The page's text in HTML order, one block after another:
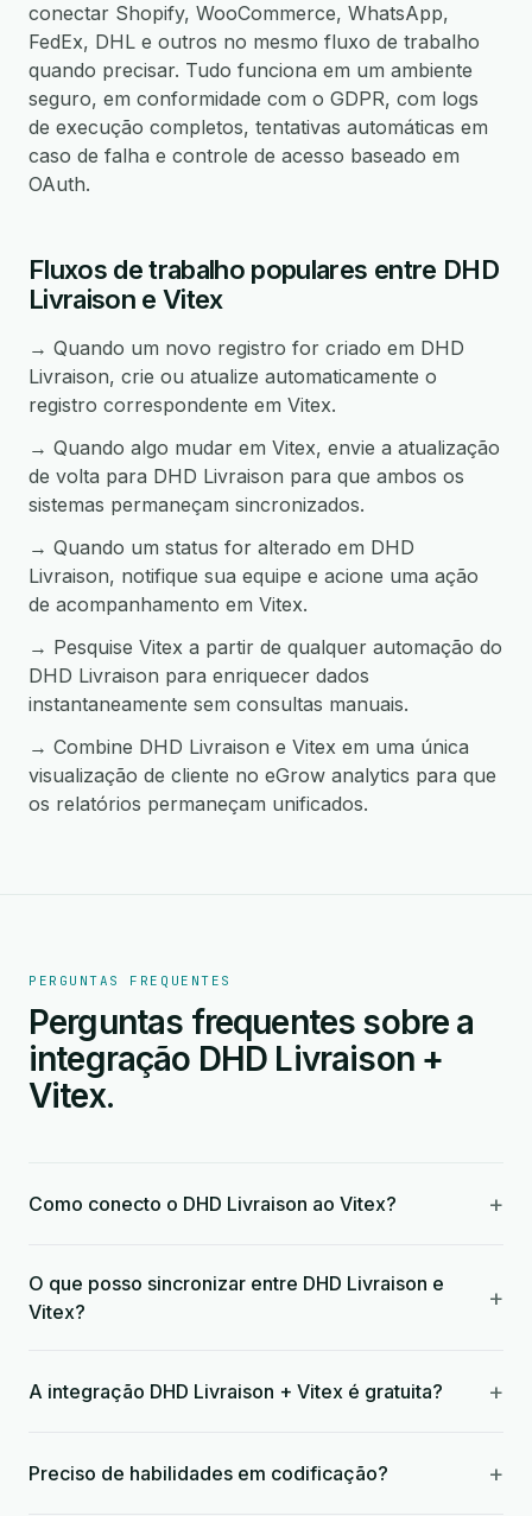
conectar Shopify, WooCommerce, WhatsApp,
FedEx, DHL e outros no mesmo fluxo de trabalho
quando precisar. Tudo funciona em um ambiente
seguro, em conformidade com o GDPR, com logs
de execução completos, tentativas automáticas em
caso de falha e controle de acesso baseado em
OAuth.
Fluxos de trabalho populares entre DHD
Livraison e Vitex
→ Quando um novo registro for criado em DHD
Livraison, crie ou atualize automaticamente o
registro correspondente em Vitex.
→ Quando algo mudar em Vitex, envie a atualização
de volta para DHD Livraison para que ambos os
sistemas permaneçam sincronizados.
→ Quando um status for alterado em DHD
Livraison, notifique sua equipe e acione uma ação
de acompanhamento em Vitex.
→ Pesquise Vitex a partir de qualquer automação do
DHD Livraison para enriquecer dados
instantaneamente sem consultas manuais.
→ Combine DHD Livraison e Vitex em uma única
visualização de cliente no eGrow analytics para que
os relatórios permaneçam unificados.
PERGUNTAS FREQUENTES
Perguntas frequentes sobre a
integração DHD Livraison +
Vitex.
Como conecto o DHD Livraison ao Vitex? +
O que posso sincronizar entre DHD Livraison e
Vitex?
+
A integração DHD Livraison + Vitex é gratuita? +
Preciso de habilidades em codificação? +